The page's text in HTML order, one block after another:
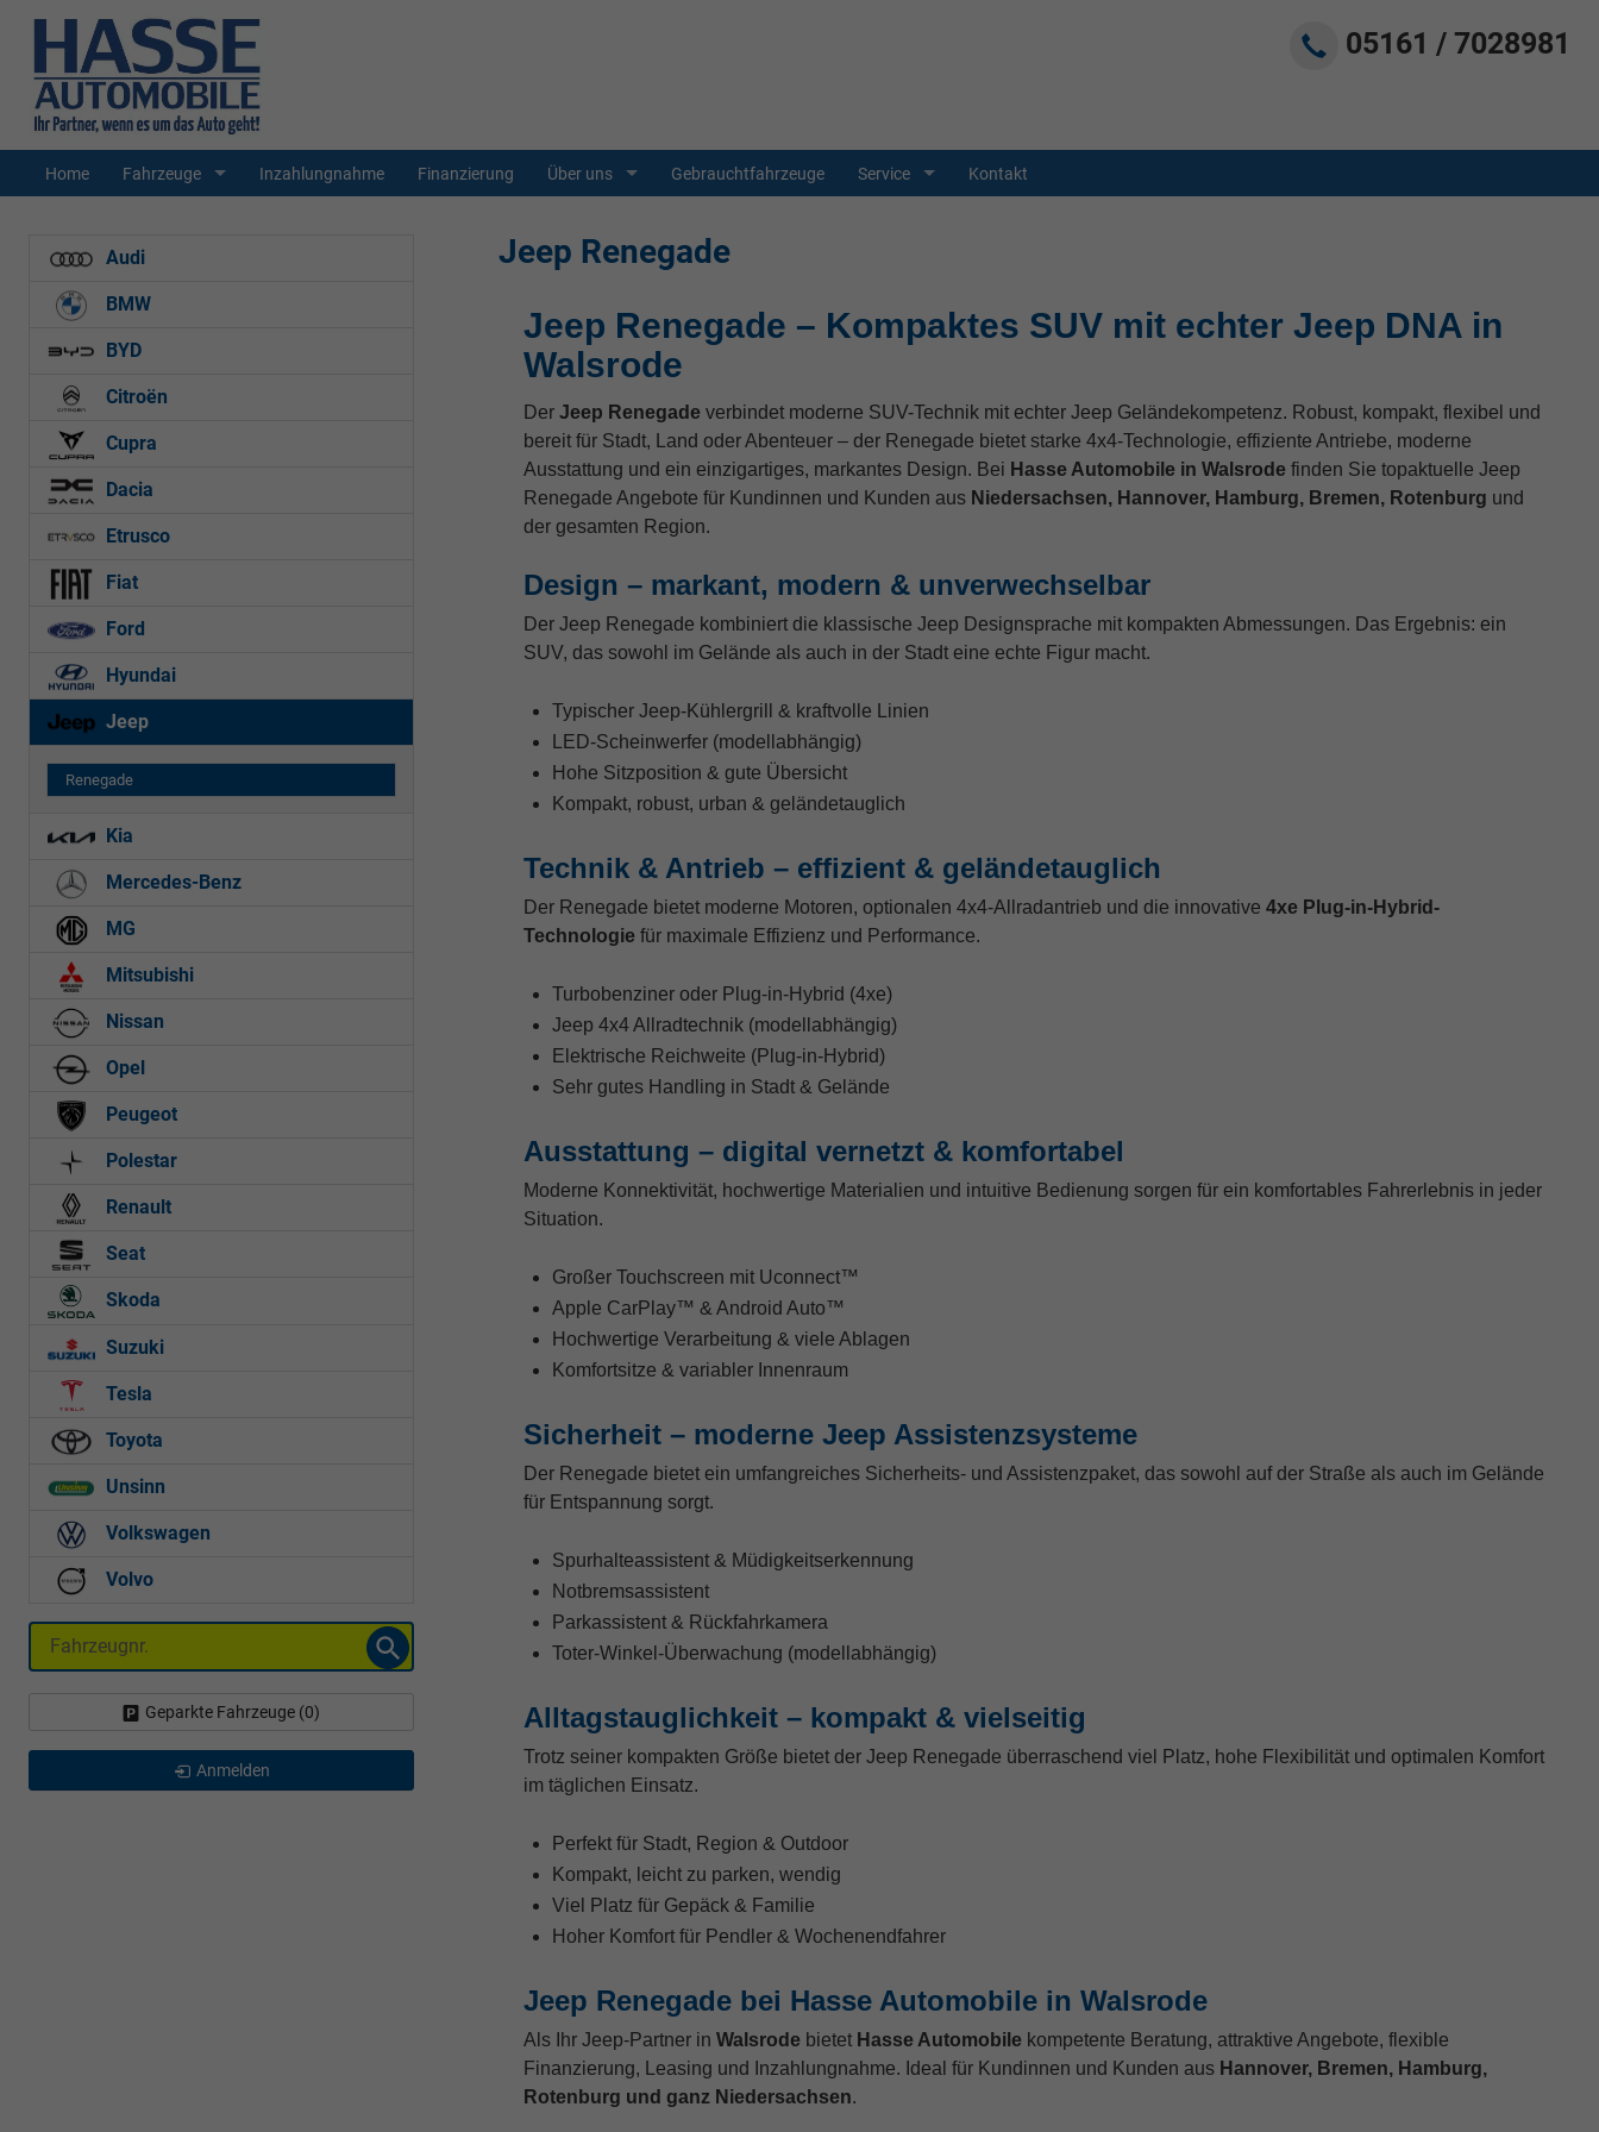
05161 / 7028981
Home Fahrzeuge Inzahlungnahme Finanzierung Über uns Gebrauchtfahrzeuge Service Kontakt
Jeep Renegade
Jeep Renegade – Kompaktes SUV mit echter Jeep DNA in
Walsrode
Der Jeep Renegadeverbindet moderne SUV-Technik mit echter Jeep Geländekompetenz. Robust, kompakt, flexibel und
bereit für Stadt, Land oder Abenteuer – der Renegade bietet starke 4x4-Technologie, effiziente Antriebe, moderne
Ausstattung und ein einzigartiges, markantes Design. Bei Hasse Automobile in Walsrodefinden Sie topaktuelle Jeep
Renegade Angebote für Kundinnen und Kunden aus Niedersachsen, Hannover, Hamburg, Bremen, Rotenburg und
der gesamten Region.
Design – markant, modern & unverwechselbar
Der Jeep Renegade kombiniert die klassische Jeep Designsprache mit kompakten Abmessungen. Das Ergebnis: ein
SUV, das sowohl im Gelände als auch in der Stadt eine echte Figur macht.
Typischer Jeep-Kühlergrill & kraftvolle Linien
LED-Scheinwerfer (modellabhängig)
Hohe Sitzposition & gute Übersicht
Kompakt, robust, urban & geländetauglich
Technik & Antrieb – effizient & geländetauglich
Der Renegade bietet moderne Motoren, optionalen 4x4-Allradantrieb und die innovative 4xe Plug-in-Hybrid-
Technologiefür maximale Effizienz und Performance.
Turbobenziner oder Plug-in-Hybrid (4xe)
Jeep 4x4 Allradtechnik (modellabhängig)
Elektrische Reichweite (Plug-in-Hybrid)
Sehr gutes Handling in Stadt & Gelände
Ausstattung – digital vernetzt & komfortabel
Moderne Konnektivität, hochwertige Materialien und intuitive Bedienung sorgen für ein komfortables Fahrerlebnis in jeder
Situation.
Großer Touchscreen mit Uconnect™
Apple CarPlay™ & Android Auto™
Hochwertige Verarbeitung & viele Ablagen
Komfortsitze & variabler Innenraum
Sicherheit – moderne Jeep Assistenzsysteme
Der Renegade bietet ein umfangreiches Sicherheits- und Assistenzpaket, das sowohl auf der Straße als auch im Gelände
für Entspannung sorgt.
Spurhalteassistent & Müdigkeitserkennung
Notbremsassistent
Parkassistent & Rückfahrkamera
Toter-Winkel-Überwachung (modellabhängig)
Alltagstauglichkeit – kompakt & vielseitig
Trotz seiner kompakten Größe bietet der Jeep Renegade überraschend viel Platz, hohe Flexibilität und optimalen Komfort
im täglichen Einsatz.
Perfekt für Stadt, Region & Outdoor
Kompakt, leicht zu parken, wendig
Viel Platz für Gepäck & Familie
Hoher Komfort für Pendler & Wochenendfahrer
Jeep Renegade bei Hasse Automobile in Walsrode
Als Ihr Jeep-Partner in Walsrodebietet Hasse Automobilekompetente Beratung, attraktive Angebote, flexible
Finanzierung, Leasing und Inzahlungnahme. Ideal für Kundinnen und Kunden aus Hannover, Bremen, Hamburg,
Rotenburg und ganz Niedersachsen.
Audi
BMW
BYD
Citroën
Cupra
Dacia
Etrusco
Fiat
Ford
Hyundai
Jeep
Renegade
Kia
Mercedes-Benz
MG
Mitsubishi
Nissan
Opel
Peugeot
Polestar
Renault
Seat
Skoda
Suzuki
Tesla
Toyota
Unsinn
Volkswagen
Volvo
Fahrzeugnr.
Geparkte Fahrzeuge (0)
Anmelden